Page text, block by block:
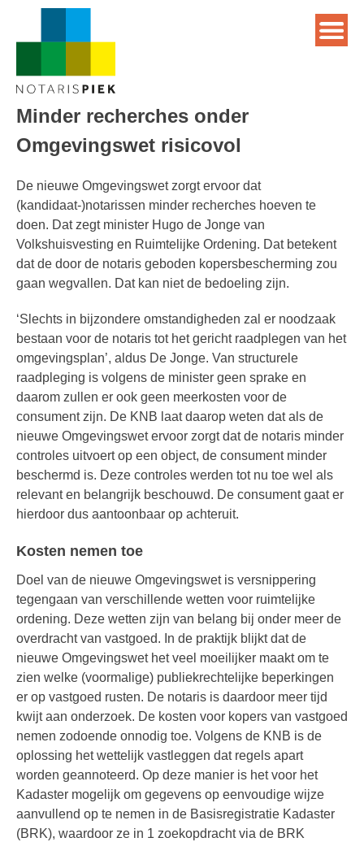
Minder recherches onder
Omgevingswet risicovol
De nieuwe Omgevingswet zorgt ervoor dat
(kandidaat-)notarissen minder recherches hoeven te
doen. Dat zegt minister Hugo de Jonge van
Volkshuisvesting en Ruimtelijke Ordening. Dat betekent
dat de door de notaris geboden kopersbescherming zou
gaan wegvallen. Dat kan niet de bedoeling zijn.
‘Slechts in bijzondere omstandigheden zal er noodzaak
bestaan voor de notaris tot het gericht raadplegen van het
omgevingsplan’, aldus De Jonge. Van structurele
raadpleging is volgens de minister geen sprake en
daarom zullen er ook geen meerkosten voor de
consument zijn. De KNB laat daarop weten dat als de
nieuwe Omgevingswet ervoor zorgt dat de notaris minder
controles uitvoert op een object, de consument minder
beschermd is. Deze controles werden tot nu toe wel als
relevant en belangrijk beschouwd. De consument gaat er
hierdoor dus aantoonbaar op achteruit.
Kosten nemen toe
Doel van de nieuwe Omgevingswet is versnippering
tegengaan van verschillende wetten voor ruimtelijke
ordening. Deze wetten zijn van belang bij onder meer de
overdracht van vastgoed. In de praktijk blijkt dat de
nieuwe Omgevingswet het veel moeilijker maakt om te
zien welke (voormalige) publiekrechtelijke beperkingen
er op vastgoed rusten. De notaris is daardoor meer tijd
kwijt aan onderzoek. De kosten voor kopers van vastgoed
nemen zodoende onnodig toe. Volgens de KNB is de
oplossing het wettelijk vastleggen dat regels apart
worden geannoteerd. Op deze manier is het voor het
Kadaster mogelijk om gegevens op eenvoudige wijze
aanvullend op te nemen in de Basisregistratie Kadaster
(BRK), waardoor ze in 1 zoekopdracht via de BRK